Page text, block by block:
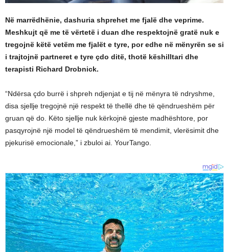
Në marrëdhënie, dashuria shprehet me fjalë dhe veprime.
Meshkujt që me të vërtetë i duan dhe respektojnë gratë nuk e
tregojnë këtë vetëm me fjalët e tyre, por edhe në mënyrën se si
i trajtojnë partneret e tyre çdo ditë, thotë këshilltari dhe
terapisti Richard Drobnick.
“Ndërsa çdo burrë i shpreh ndjenjat e tij në mënyra të ndryshme,
disa sjellje tregojnë një respekt të thellë dhe të qëndrueshëm për
gruan që do. Këto sjellje nuk kërkojnë gjeste madhështore, por
pasqyrojnë një model të qëndrueshëm të mendimit, vlerësimit dhe
pjekurisë emocionale,” i zbuloi ai. YourTango.